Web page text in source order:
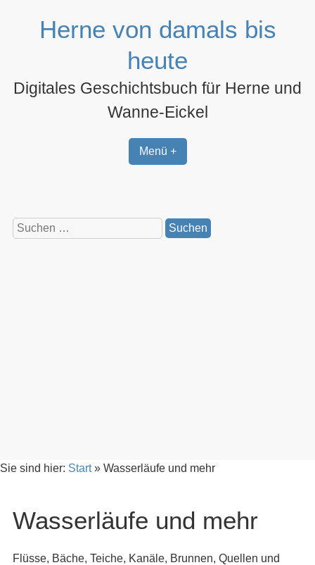
springenHerne von damals bis
heute
Digitales Geschichtsbuch für Herne und
Wanne-Eickel
Menü +
Suchen
nach:
Sie sind hier: Start» Wasserläufe und mehr
Wasserläufe und mehr
Flüsse, Bäche, Teiche, Kanäle, Brunnen, Quellen und